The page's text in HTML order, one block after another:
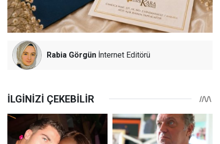
Rabia Görgün İnternet Editörü